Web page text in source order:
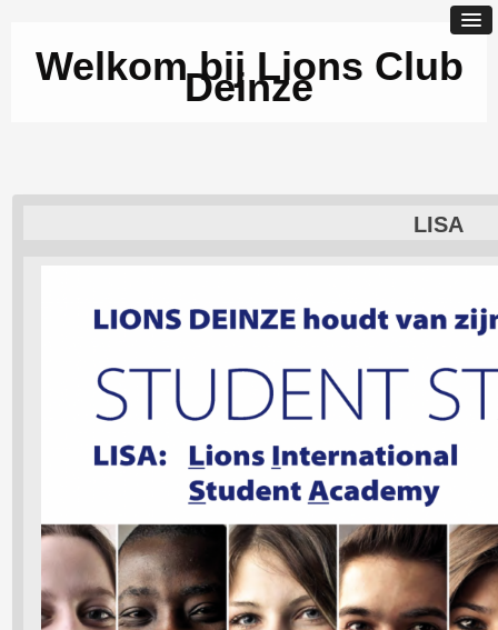
Welkom bij Lions Club
Deinze
LISA